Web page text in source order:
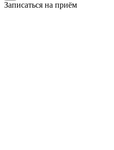
Записаться на приём